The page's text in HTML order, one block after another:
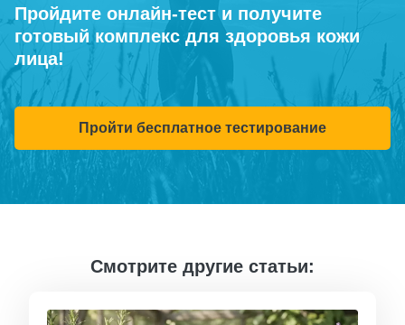
Пройдите онлайн-тест и получите
готовый комплекс для здоровья кожи
лица!
Пройти бесплатное тестирование
Смотрите другие статьи: